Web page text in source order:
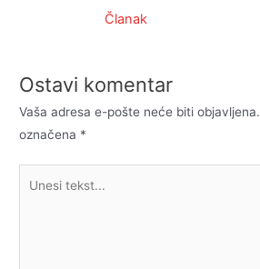
Članak
Ostavi komentar
Vaša adresa e-pošte neće biti objavljena.
označena *